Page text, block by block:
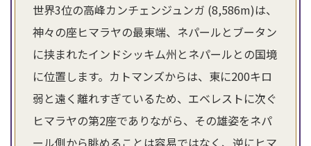
世界3位の高峰カンチェンジュンガ (8,586m)は、
神々の座ヒマラヤの最東端、ネパールとブータン
に挟まれたインドシッキム州とネパールとの国境
に位置します。カトマンズからは、東に200キロ
弱と遠く離れすぎているため、エベレストに次ぐ
ヒマラヤの第2座でありながら、その雄姿をネパ
ール側から眺めることは容易ではなく、逆にヒマ